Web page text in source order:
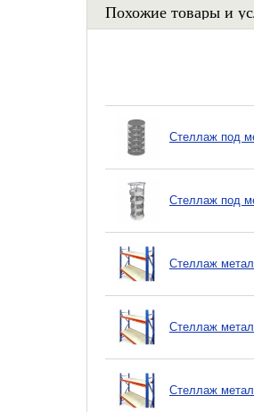
Похожие товары и
Стеллаж под
Стеллаж под
Стеллаж
Стеллаж
Стеллаж